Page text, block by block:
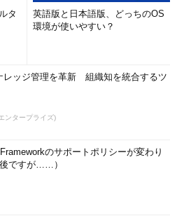
タ
英語版と日本語版、どっちのOS
環境が使いやすい？
レッジ管理を革新 組織知を統合するツ
ンタープライズ)
のサポートポリシーが変わり
ですが……）